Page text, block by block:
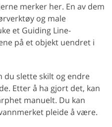
merker her. En av dem
og male
et Guiding Line-
på et objekt uendret i
du slette skilt og endre
Etter å ha gjort det, kan
manuelt. Du kan
pleide å være.